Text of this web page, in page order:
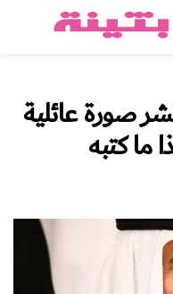
صورة عائلية
ما كتبه